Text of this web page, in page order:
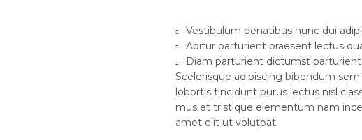
Vestibulum penatibus nunc dui
Abitur parturient praesent lectus
Diam parturient dictumst
Scelerisque adipiscing bibendum
lobortis tincidunt purus lectus nisl
mus et tristique elementum nam
amet elit ut volutpat.